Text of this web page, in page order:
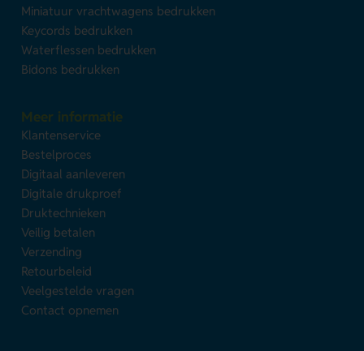
Miniatuur vrachtwagens bedrukken
Keycords bedrukken
Waterflessen bedrukken
Bidons bedrukken
Meer informatie
Klantenservice
Bestelproces
Digitaal aanleveren
Digitale drukproef
Druktechnieken
Veilig betalen
Verzending
Retourbeleid
Veelgestelde vragen
Contact opnemen